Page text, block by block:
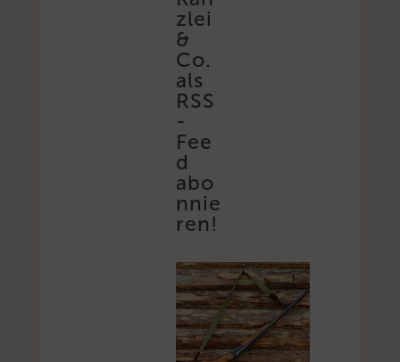
zlei
&
Co.
als
RSS
-
Fee
d
abo
nnie
ren!